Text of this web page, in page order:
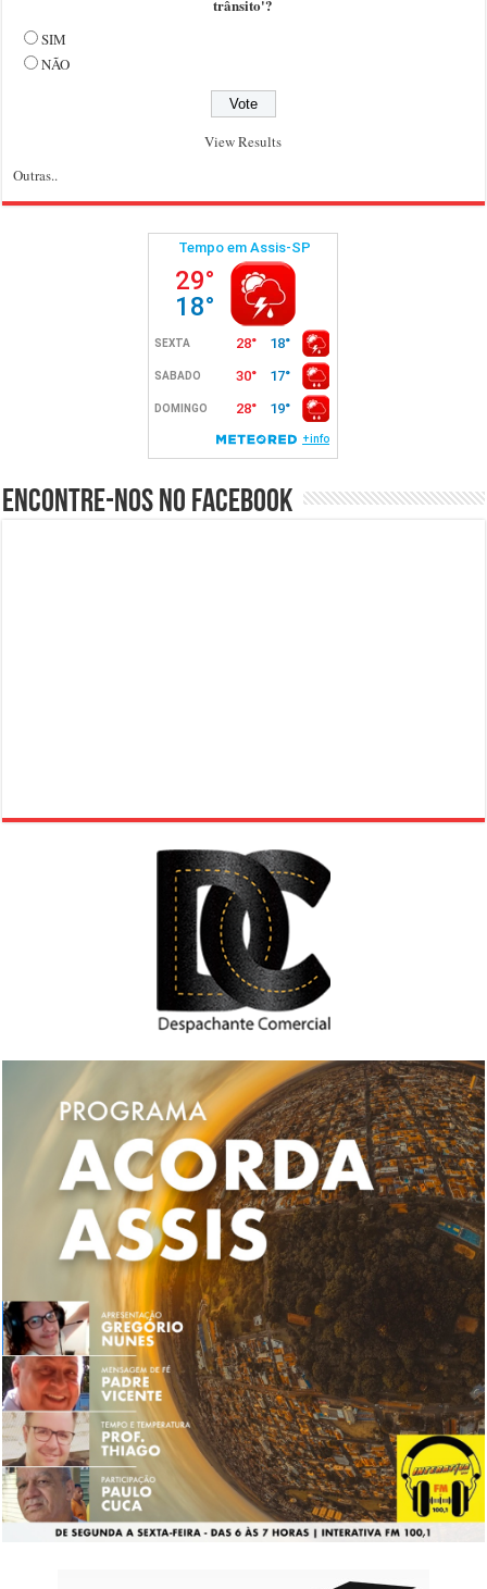
trânsito'?
SIM
NÃO
View Results
Outras..
Encontre-nos no Facebook